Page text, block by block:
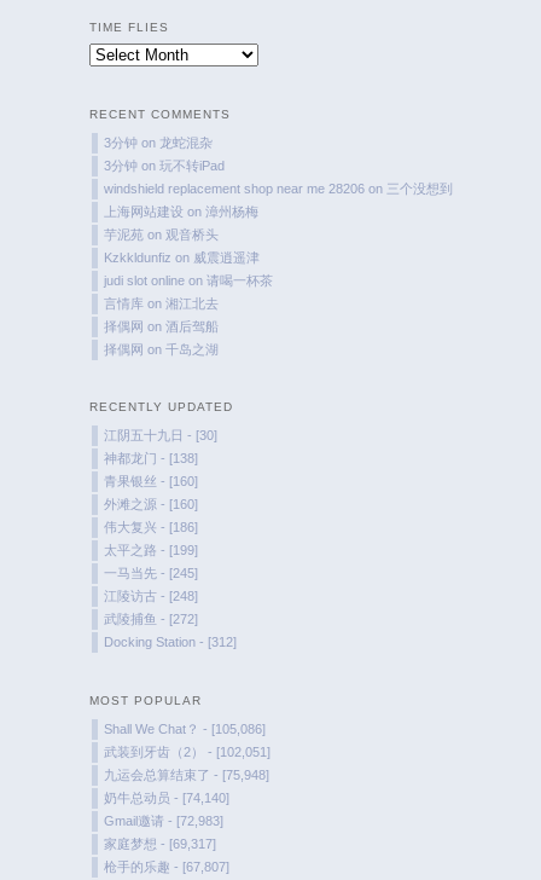
TIME FLIES
Time
RECENT COMMENTS
3分钟 on 龙蛇混杂
3分钟 on玩不转iPad
windshield replacement shop near me 28206 on 三个没想到
上海网站建设 on漳州杨梅
芋泥苑 on 观音桥头
Kzkkldunfiz on 威震逍遥津
judi slot online on请喝一杯茶
言情库 on湘江北去
择偶网 on酒后驾船
择偶网 on千岛之湖
RECENTLY UPDATED
江阴五十九日 - [30]
神都龙门 - [138]
青果银丝 - [160]
外滩之源 - [160]
伟大复兴 - [186]
太平之路 - [199]
一马当先 - [245]
江陵访古 - [248]
武陵捕鱼 - [272]
Docking Station - [312]
MOST POPULAR
Shall We Chat？ - [105,086]
武装到牙齿（2） - [102,051]
九运会总算结束了 - [75,948]
奶牛总动员 - [74,140]
Gmail邀请 - [72,983]
家庭梦想 - [69,317]
枪手的乐趣 - [67,807]